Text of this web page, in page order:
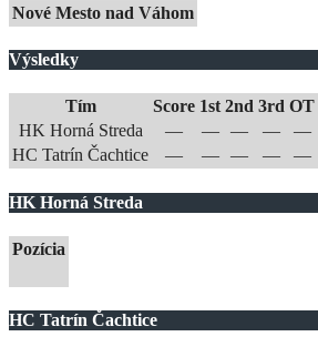
Nové Mesto nad Váhom
Výsledky
Tím Score 1st 2nd 3rd OT
HK Horná Streda
— — — — —
HC Tatrín Čachtice
— — — — —
HK Horná Streda
Pozícia
HC Tatrín Čachtice